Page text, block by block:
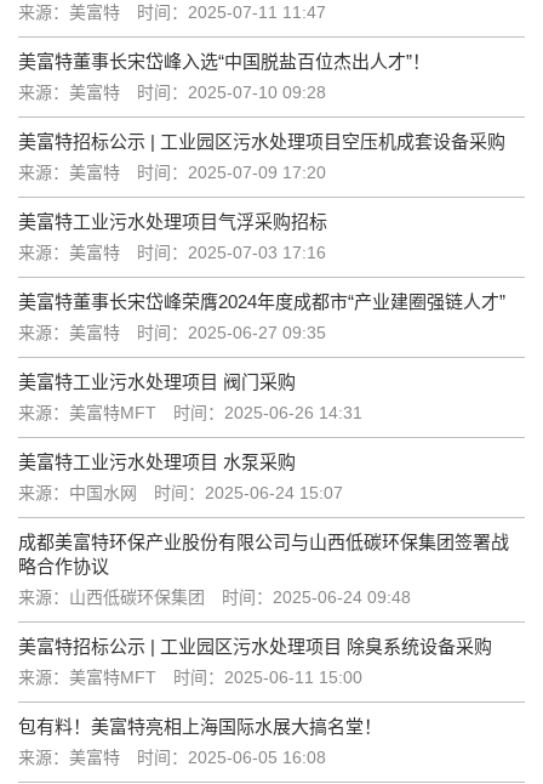
来源：美富特 时间：2025-07-11 11:47
美富特董事长宋岱峰入选“中国脱盐百位杰出人才”！
来源：美富特 时间：2025-07-10 09:28
美富特招标公示 | 工业园区污水处理项目空压机成套设备采购
来源：美富特 时间：2025-07-09 17:20
美富特工业污水处理项目气浮采购招标
来源：美富特 时间：2025-07-03 17:16
美富特董事长宋岱峰荣膺2024年度成都市“产业建圈强链人才”
来源：美富特 时间：2025-06-27 09:35
美富特工业污水处理项目 阀门采购
来源：美富特MFT 时间：2025-06-26 14:31
美富特工业污水处理项目 水泵采购
来源：中国水网 时间：2025-06-24 15:07
成都美富特环保产业股份有限公司与山西低碳环保集团签署战
略合作协议
来源：山西低碳环保集团 时间：2025-06-24 09:48
美富特招标公示 | 工业园区污水处理项目 除臭系统设备采购
来源：美富特MFT 时间：2025-06-11 15:00
包有料！美富特亮相上海国际水展大搞名堂！
来源：美富特 时间：2025-06-05 16:08